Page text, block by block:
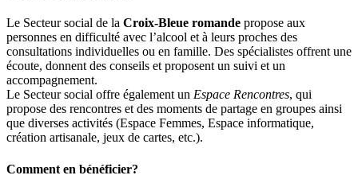
Le Secteur social de la Croix-Bleue romande propose aux
personnes en difficulté avec l’alcool et à leurs proches des
consultations individuelles ou en famille. Des spécialistes offrent une
écoute, donnent des conseils et proposent un suivi et un
accompagnement.
Le Secteur social offre également un Espace Rencontres, qui
propose des rencontres et des moments de partage en groupes ainsi
que diverses activités (Espace Femmes, Espace informatique,
création artisanale, jeux de cartes, etc.).
Comment en bénéficier?